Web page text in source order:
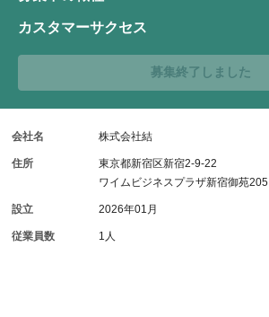
カスタマーサクセス
募集終了しました
会社名 株式会社結
住所
東京都新宿区新宿2-9-22
ワイムビジネスプラザ新宿御苑205
設立 2026年01月
従業員数 1人